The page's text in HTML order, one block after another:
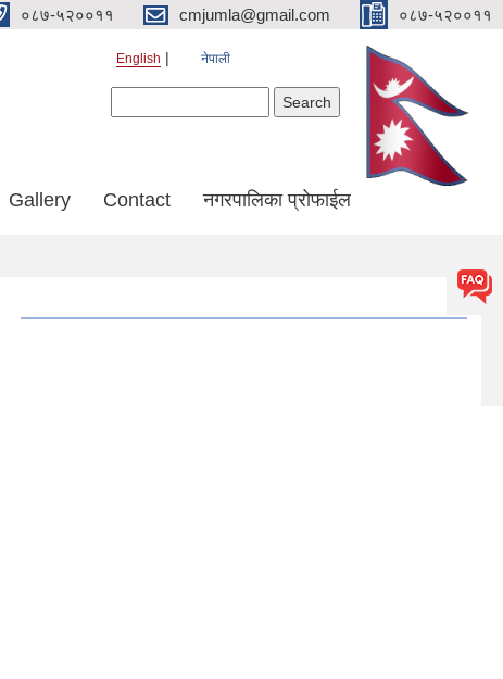
०८७-५२००११ cmjumla@gmail.com ०८७-५२००११
English नेपाली
Gallery Contact नगरपालिका प्रोफाईल